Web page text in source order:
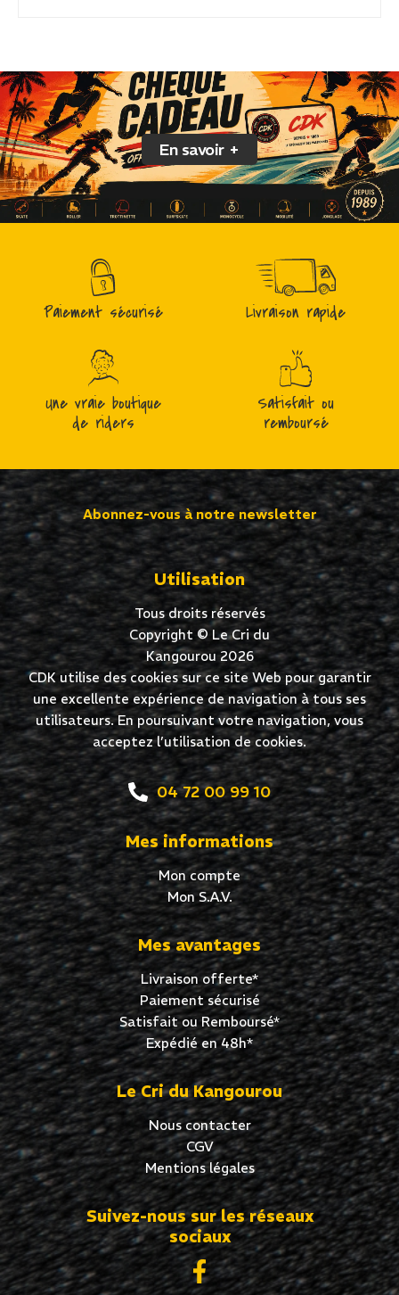
En savoir +
Paiement sécurisé Livraison rapide
Une vraie boutique
de riders
Satisfait ou
remboursé
Abonnez-vous à notre newsletter
Utilisation
Tous droits réservés
Copyright © Le Cri du
Kangourou 2026
CDK utilise des cookies sur ce site Web pour garantir
une excellente expérience de navigation à tous ses
utilisateurs. En poursuivant votre navigation, vous
acceptez l’utilisation de cookies.
04 72 00 99 10
Mes informations
Mon compte
Mon S.A.V.
Mes avantages
Livraison offerte*
Paiement sécurisé
Satisfait ou Remboursé*
Expédié en 48h*
Le Cri du Kangourou
Nous contacter
CGV
Mentions légales
Suivez-nous sur les réseaux
sociaux